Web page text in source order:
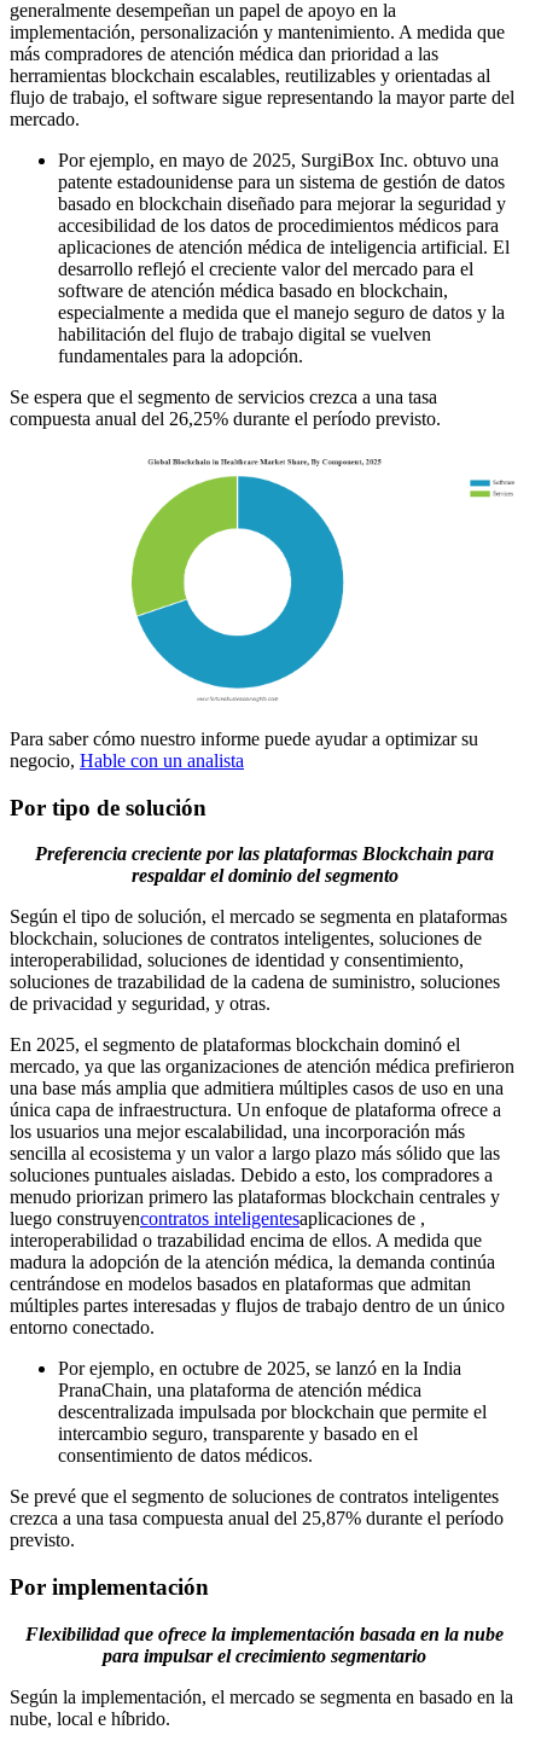
generalmente desempeñan un papel de apoyo en la
implementación, personalización y mantenimiento. A medida que
más compradores de atención médica dan prioridad a las
herramientas blockchain escalables, reutilizables y orientadas al
flujo de trabajo, el software sigue representando la mayor parte del
mercado.
Por ejemplo, en mayo de 2025, SurgiBox Inc. obtuvo una
patente estadounidense para un sistema de gestión de datos
basado en blockchain diseñado para mejorar la seguridad y
accesibilidad de los datos de procedimientos médicos para
aplicaciones de atención médica de inteligencia artificial. El
desarrollo reflejó el creciente valor del mercado para el
software de atención médica basado en blockchain,
especialmente a medida que el manejo seguro de datos y la
habilitación del flujo de trabajo digital se vuelven
fundamentales para la adopción.
Se espera que el segmento de servicios crezca a una tasa
compuesta anual del 26,25% durante el período previsto.
Para saber cómo nuestro informe puede ayudar a optimizar su
negocio, Hable con un analista
Por tipo de solución
Preferencia creciente por las plataformas Blockchain para
respaldar el dominio del segmento
Según el tipo de solución, el mercado se segmenta en plataformas
blockchain, soluciones de contratos inteligentes, soluciones de
interoperabilidad, soluciones de identidad y consentimiento,
soluciones de trazabilidad de la cadena de suministro, soluciones
de privacidad y seguridad, y otras.
En 2025, el segmento de plataformas blockchain dominó el
mercado, ya que las organizaciones de atención médica prefirieron
una base más amplia que admitiera múltiples casos de uso en una
única capa de infraestructura. Un enfoque de plataforma ofrece a
los usuarios una mejor escalabilidad, una incorporación más
sencilla al ecosistema y un valor a largo plazo más sólido que las
soluciones puntuales aisladas. Debido a esto, los compradores a
menudo priorizan primero las plataformas blockchain centrales y
luego construyencontratos inteligentesaplicaciones de ,
interoperabilidad o trazabilidad encima de ellos. A medida que
madura la adopción de la atención médica, la demanda continúa
centrándose en modelos basados ​​en plataformas que admitan
múltiples partes interesadas y flujos de trabajo dentro de un único
entorno conectado.
Por ejemplo, en octubre de 2025, se lanzó en la India
PranaChain, una plataforma de atención médica
descentralizada impulsada por blockchain que permite el
intercambio seguro, transparente y basado en el
consentimiento de datos médicos.
Se prevé que el segmento de soluciones de contratos inteligentes
crezca a una tasa compuesta anual del 25,87% durante el período
previsto.
Por implementación
Flexibilidad que ofrece la implementación basada en la nube
para impulsar el crecimiento segmentario
Según la implementación, el mercado se segmenta en basado en la
nube, local e híbrido.